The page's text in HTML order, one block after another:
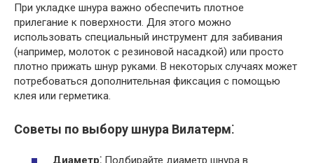
При укладке шнура важно обеспечить плотное
прилегание к поверхности. Для этого можно
использовать специальный инструмент для забивания
(например, молоток с резиновой насадкой) или просто
плотно прижать шнур руками. В некоторых случаях может
потребоваться дополнительная фиксация с помощью
клея или герметика.
Советы по выбору шнура Вилатерм⁚
Диаметр⁚ Подбирайте диаметр шнура в